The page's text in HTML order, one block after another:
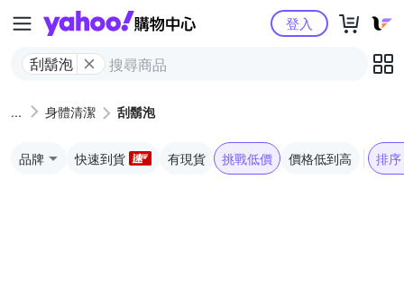
Yahoo購物中心
刮鬍泡
登入
身體清潔 刮鬍泡
品牌 快速到貨 有現貨 挑戰低價 價格低到高 排序